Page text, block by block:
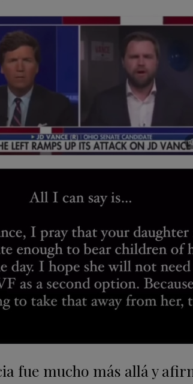
fue mucho más allá y